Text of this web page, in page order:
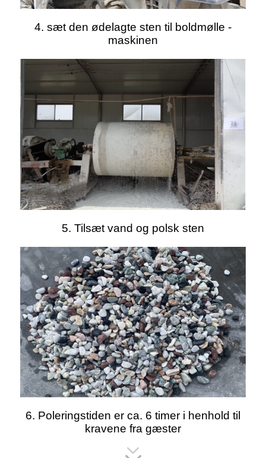
4. sæt den ødelagte sten til boldmølle -
maskinen
5. Tilsæt vand og polsk sten
6. Poleringstiden er ca. 6 timer i henhold til
kravene fra gæster